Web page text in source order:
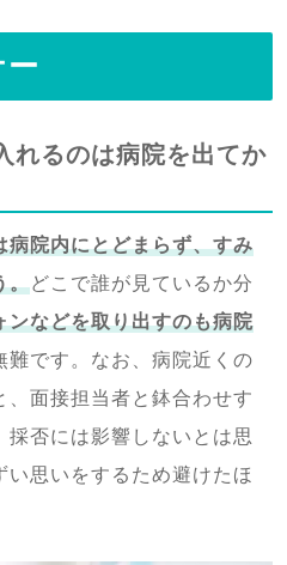
れるのは病院を出てか
院内にとどまらず、すみ
。どこで誰が見ているか分
ンなどを取り出すのも病院
難です。なお、病院近くの
面接担当者と鉢合わせす
否には影響しないとは思
思いをするため避けたほ